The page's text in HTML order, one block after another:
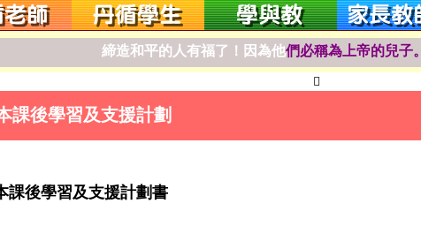
締造和平的 人有福了 ！ 因為他們必稱為 上帝的兒子。

課後學習及支援計劃
課後學習及支援計劃書